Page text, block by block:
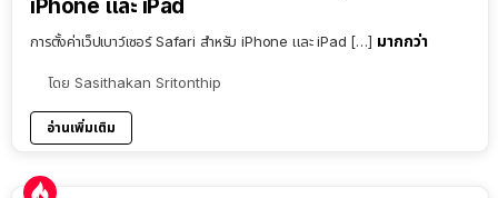
iPhone และ iPad
การตั้งค่าเว็ปเบาว์เซอร์ Safari สำหรับ iPhone และ iPad […] มากกว่า
โดย Sasithakan Sritonthip
อ่านเพิ่มเติม